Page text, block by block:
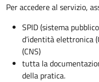
Per accedere al servizio,
SPID (sistema
d’identità elettronica
(CNS)
tutta la
della pratica.